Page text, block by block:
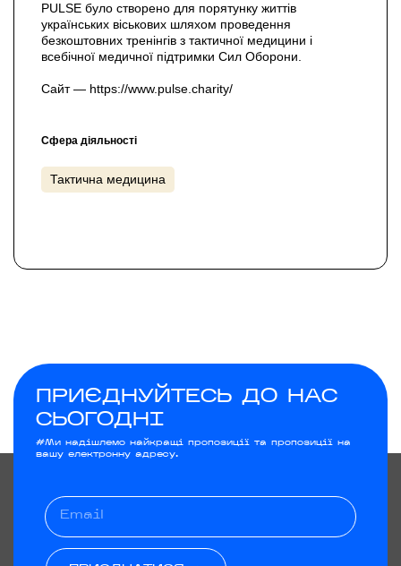
PULSE було створено для порятунку життів
українських віськових шляхом проведення
безкоштовних тренінгів з тактичної медицини і
всебічної медичної підтримки Сил Оборони.
Сайт — https://www.pulse.charity/
Сфера діяльності
Тактична медицина
ПРИЄДНУЙТЕСЬ ДО НАС
СЬОГОДНІ
#Ми надішлемо найкращі пропозиції та пропозиції на
вашу електронну адресу.